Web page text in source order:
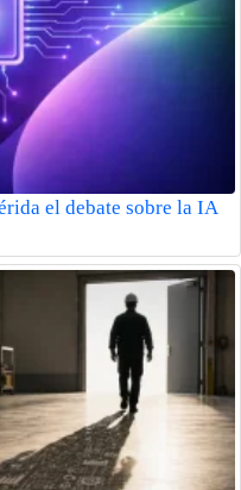
el debate sobre la IA